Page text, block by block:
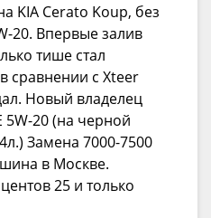
KIA Cerato Koup, без
20. Впервые залив
тише стал
сравнении с Xteer
Новый владелец
5W-20 (на черной
Замена 7000-7500
в Москве.
25 и только